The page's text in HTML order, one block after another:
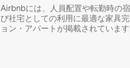
Airbnbには、人員配置や転勤時の
び社宅としての利用に最適な家具
ョン・アパートが掲載されています